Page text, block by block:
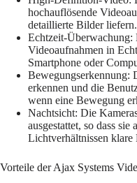
hochauflösende
detaillierte Bilder liefern.
Echtzeit-Überwachung:
Videoaufnahmen in
Smartphone oder
Bewegungserkennung:
erkennen und die
wenn eine Bewegung
Nachtsicht: Die
ausgestattet, so dass sie
Lichtverhältnissen
Vorteile der Ajax Systems